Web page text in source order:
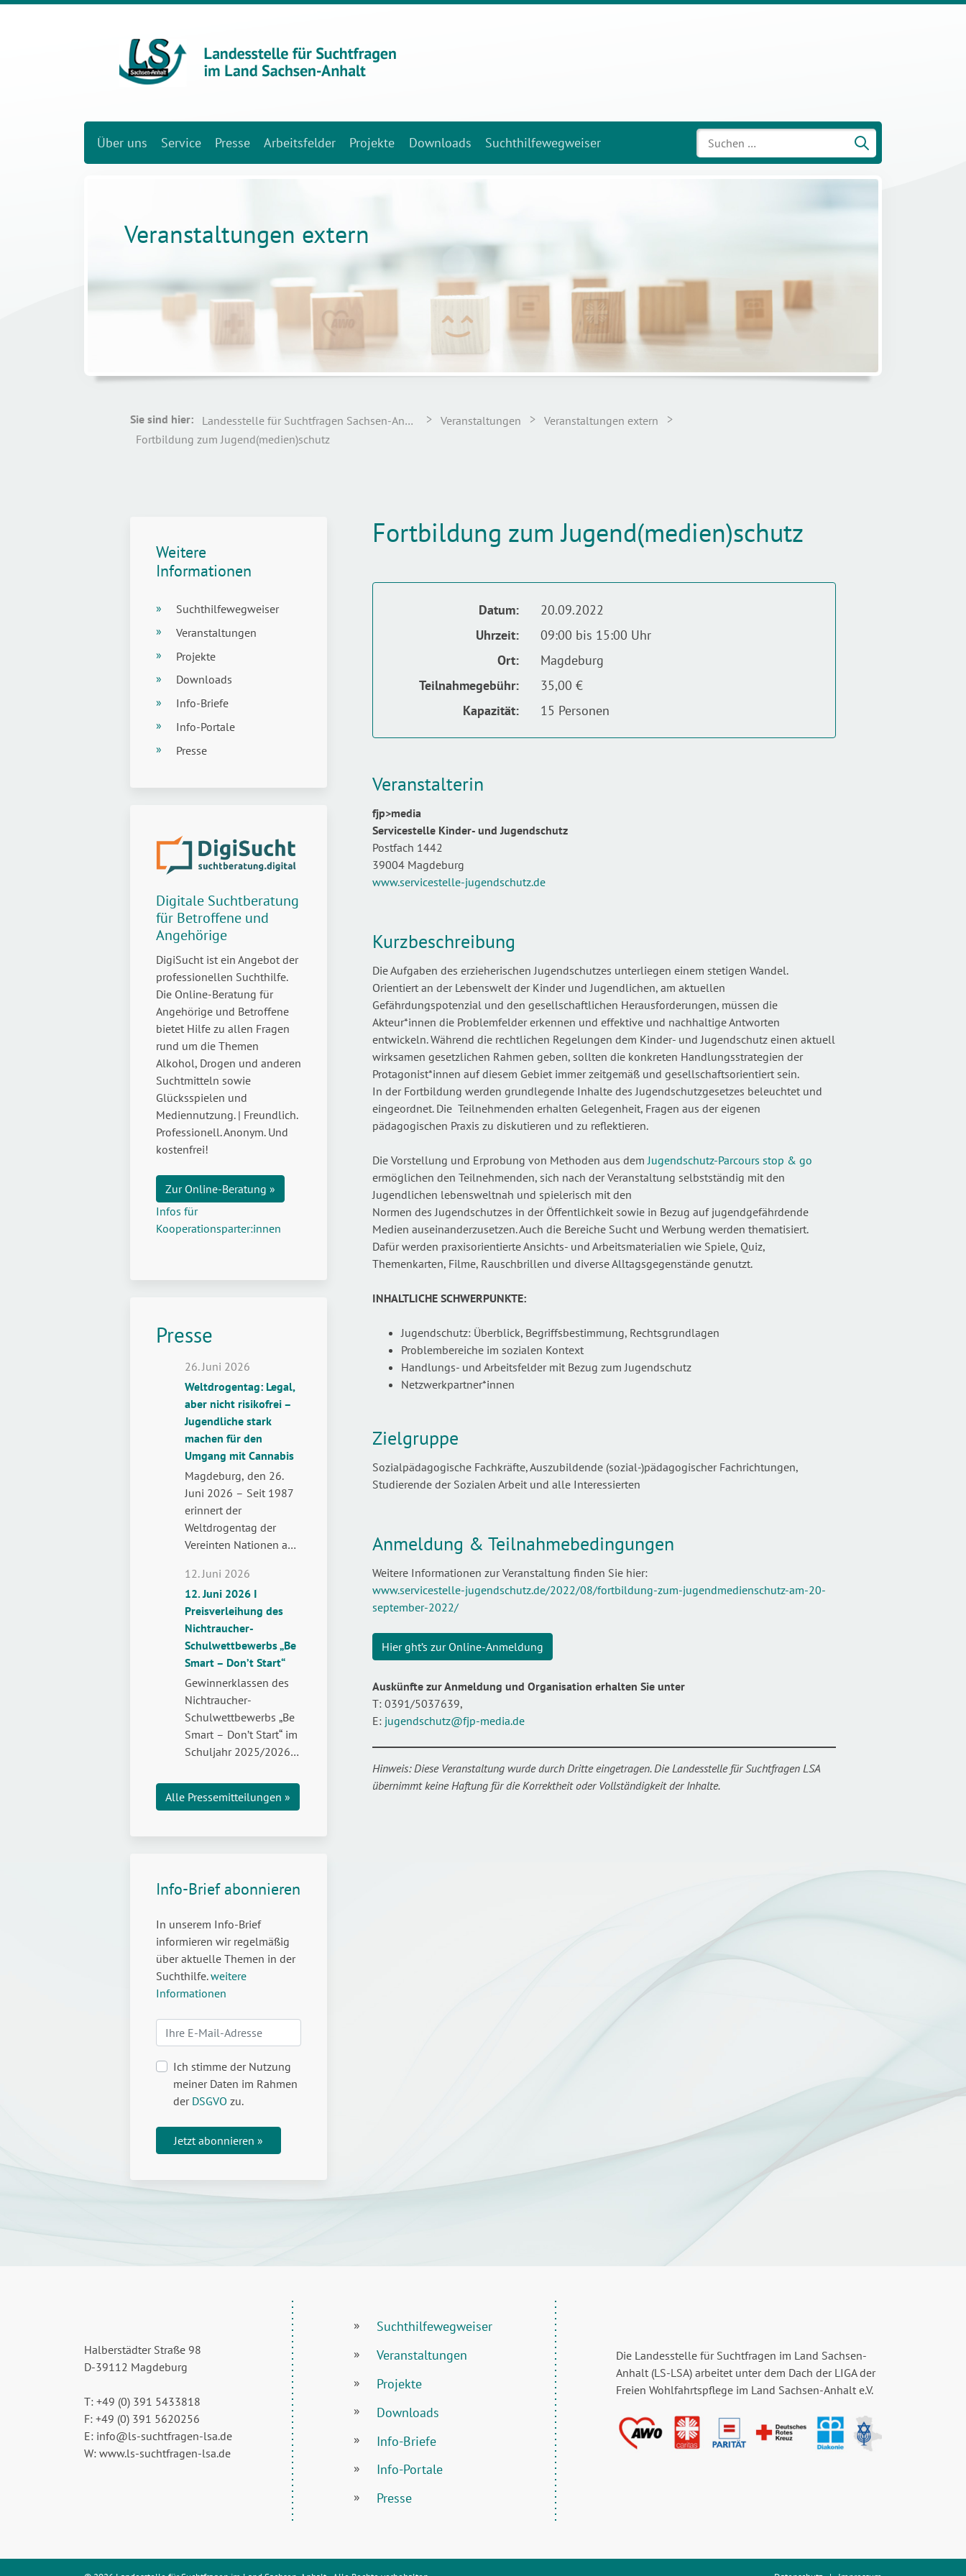
Über uns Service Presse Arbeitsfelder Projekte Downloads Suchthilfewegweiser
Suchen
nach:
Veranstaltungen extern
Sie sind hier: Landesstelle für Suchtfragen Sachsen-Anhalt > Veranstaltungen > Veranstaltungen extern
>
Fortbildung zum Jugend(medien)schutz
Fortbildung zum Jugend(medien)schutz
Datum:
20.09.2022
Uhrzeit:
09:00 bis 15:00 Uhr
Ort:
Magdeburg
Teilnahmegebühr:
35,00 €
Kapazität:
15 Personen
Veranstalterin
fjp>media
Servicestelle Kinder- und Jugendschutz
Postfach 1442
39004 Magdeburg
www.servicestelle-jugendschutz.de
Kurzbeschreibung
Die Aufgaben des erzieherischen Jugendschutzes unterliegen einem stetigen Wandel.
Orientiert an der Lebenswelt der Kinder und Jugendlichen, am aktuellen
Gefährdungspotenzial und den gesellschaftlichen Herausforderungen, müssen die
Akteur*innen die Problemfelder erkennen und effektive und nachhaltige Antworten
entwickeln. Während die rechtlichen Regelungen dem Kinder- und Jugendschutz einen aktuell
wirksamen gesetzlichen Rahmen geben, sollten die konkreten Handlungsstrategien der
Protagonist*innen auf diesem Gebiet immer zeitgemäß und gesellschaftsorientiert sein.
In der Fortbildung werden grundlegende Inhalte des Jugendschutzgesetzes beleuchtet und
eingeordnet. Die Teilnehmenden erhalten Gelegenheit, Fragen aus der eigenen
pädagogischen Praxis zu diskutieren und zu reflektieren.
Die Vorstellung und Erprobung von Methoden aus dem Jugendschutz-Parcours stop & go
ermöglichen den Teilnehmenden, sich nach der Veranstaltung selbstständig mit den
Jugendlichen lebensweltnah und spielerisch mit den
Normen des Jugendschutzes in der Öffentlichkeit sowie in Bezug auf jugendgefährdende
Medien auseinanderzusetzen. Auch die Bereiche Sucht und Werbung werden thematisiert.
Dafür werden praxisorientierte Ansichts- und Arbeitsmaterialien wie Spiele, Quiz,
Themenkarten, Filme, Rauschbrillen und diverse Alltagsgegenstände genutzt.
INHALTLICHE SCHWERPUNKTE:
Jugendschutz: Überblick, Begriffsbestimmung, Rechtsgrundlagen
Problembereiche im sozialen Kontext
Handlungs- und Arbeitsfelder mit Bezug zum Jugendschutz
Netzwerkpartner*innen
Zielgruppe
Sozialpädagogische Fachkräfte, Auszubildende (sozial-)pädagogischer Fachrichtungen,
Studierende der Sozialen Arbeit und alle Interessierten
Anmeldung & Teilnahmebedingungen
Weitere Informationen zur Veranstaltung finden Sie hier:
www.servicestelle-jugendschutz.de/2022/08/fortbildung-zum-jugendmedienschutz-am-20-
september-2022/
Hier ght’s zur Online-Anmeldung
Auskünfte zur Anmeldung und Organisation erhalten Sie unter
T: 0391/5037639,
E: jugendschutz@fjp-media.de
Hinweis: Diese Veranstaltung wurde durch Dritte eingetragen. Die Landesstelle für Suchtfragen LSA
übernimmt keine Haftung für die Korrektheit oder Vollständigkeit der Inhalte.
Weitere
Informationen
Suchthilfewegweiser
Veranstaltungen
Projekte
Downloads
Info-Briefe
Info-Portale
Presse
Digitale Suchtberatung
für Betroffene und
Angehörige
DigiSucht ist ein Angebot der
professionellen Suchthilfe.
Die Online-Beratung für
Angehörige und Betroffene
bietet Hilfe zu allen Fragen
rund um die Themen
Alkohol, Drogen und anderen
Suchtmitteln sowie
Glücksspielen und
Mediennutzung. | Freundlich.
Professionell. Anonym. Und
kostenfrei!
Zur Online-Beratung »
Infos für
Kooperationsparter:innen
Presse
Weltdrogentag: Legal,
aber nicht risikofrei –
Jugendliche stark
machen für den
Umgang mit Cannabis
26. Juni 2026
Magdeburg, den 26.
Juni 2026 – Seit 1987
erinnert der
Weltdrogentag der
Vereinten Nationen am
wie wichtig der Schutz
der Gesundheit und die
Aufklärung über
die…Weltdrogentag:
Legal,
aber
nicht
risikofrei
–
Jugendliche
stark
für
den
mit
weiterlesen
12. Juni 2026 I
Preisverleihung des
Nichtraucher-
Schulwettbewerbs „Be
Smart – Don’t Start“
12. Juni 2026
Gewinnerklassen des
Nichtraucher-
Schulwettbewerbs „Be
Smart – Don’t Start“ im
Schuljahr 2025/2026
Preisübergabe in die
Landeshauptstadt
Alle Pressemitteilungen »
Info-Brief abonnieren
In unserem Info-Brief
informieren wir regelmäßig
über aktuelle Themen in der
Suchthilfe.weitere
Informationen
Ich stimme der Nutzung
meiner Daten im Rahmen
der DSGVO zu.
Halberstädter Straße 98
D-39112 Magdeburg
T: +49 (0) 391 5433818
F: +49 (0) 391 5620256
E: info@ls-suchtfragen-lsa.de
W: www.ls-suchtfragen-lsa.de
Suchthilfewegweiser
Veranstaltungen
Projekte
Downloads
Info-Briefe
Info-Portale
Presse
Die Landesstelle für Suchtfragen im Land Sachsen-
Anhalt (LS-LSA) arbeitet unter dem Dach der LIGA der
Freien Wohlfahrtspflege im Land Sachsen-Anhalt e.V.